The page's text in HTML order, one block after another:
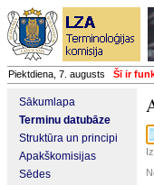
Piektdiena, 7. augusts Šī ir
Sākumlapa
Terminu datubāze
Struktūra un principi
Apakškomisijas
Sēdes